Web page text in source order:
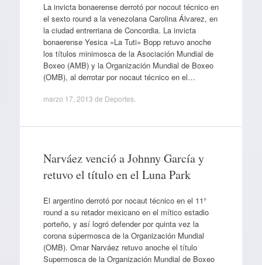
La invicta bonaerense derrotó por nocout técnico en
el sexto round a la venezolana Carolina Álvarez, en
la ciudad entrerriana de Concordia. La invicta
bonaerense Yesica «La Tuti» Bopp retuvo anoche
los títulos minimosca de la Asociación Mundial de
Boxeo (AMB) y la Organización Mundial de Boxeo
(OMB), al derrotar por nocaut técnico en el…
marzo 17, 2013 de Deportes.
Narváez venció a Johnny García y
retuvo el título en el Luna Park
El argentino derrotó por nocaut técnico en el 11°
round a su retador mexicano en el mítico estadio
porteño, y así logró defender por quinta vez la
corona súpermosca de la Organización Mundial
(OMB). Omar Narváez retuvo anoche el título
Supermosca de la Organización Mundial de Boxeo